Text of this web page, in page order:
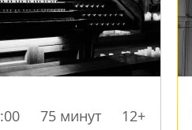
75 минут 12+